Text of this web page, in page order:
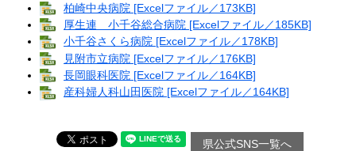
柏崎中央病院 [Excelファイル／173KB]
厚生連 小千谷総合病院 [Excelファイル／185KB]
小千谷さくら病院 [Excelファイル／178KB]
見附市立病院 [Excelファイル／176KB]
長岡眼科医院 [Excelファイル／164KB]
産科婦人科山田医院 [Excelファイル／164KB]
県公式SNS一覧へ